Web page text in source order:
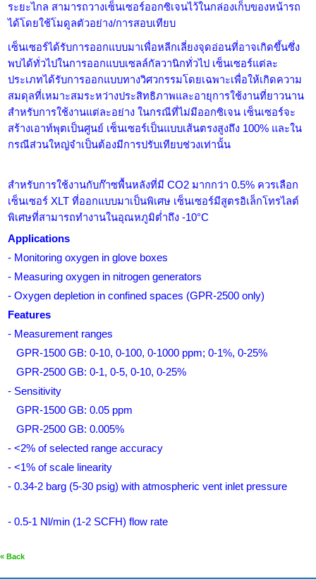
ระยะไกล สามารถวางเซ็นเซอร์ออกซิเจนไว้ในกล่องเก็บของหน้ารถ
ได้โดยใช้โมดูลตัวอย่าง/การสอบเทียบ
เซ็นเซอร์ได้รับการออกแบบมาเพื่อหลีกเลี่ยงจุดอ่อนที่อาจเกิดขึ้นซึ่ง
พบได้ทั่วไปในการออกแบบเซลล์กัลวานิกทั่วไป เซ็นเซอร์แต่ละ
ประเภทได้รับการออกแบบทางวิศวกรรมโดยเฉพาะเพื่อให้เกิดความ
สมดุลที่เหมาะสมระหว่างประสิทธิภาพและอายุการใช้งานที่ยาวนาน
สำหรับการใช้งานแต่ละอย่าง ในกรณีที่ไม่มีออกซิเจน เซ็นเซอร์จะ
สร้างเอาท์พุตเป็นศูนย์ เซ็นเซอร์เป็นแบบเส้นตรงสูงถึง 100% และใน
กรณีส่วนใหญ่จำเป็นต้องมีการปรับเทียบช่วงเท่านั้น
สำหรับการใช้งานกับก๊าซพื้นหลังที่มี CO2 มากกว่า 0.5% ควรเลือก
เซ็นเซอร์ XLT ที่ออกแบบมาเป็นพิเศษ เซ็นเซอร์มีสูตรอิเล็กโทรไลต์
พิเศษที่สามารถทำงานในอุณหภูมิต่ำถึง -10°C
Applications
- Monitoring oxygen in glove boxes
- Measuring oxygen in nitrogen generators
- Oxygen depletion in confined spaces (GPR-2500 only)
Features
- Measurement ranges
GPR-1500 GB: 0-10, 0-100, 0-1000 ppm; 0-1%, 0-25%
GPR-2500 GB: 0-1, 0-5, 0-10, 0-25%
- Sensitivity
GPR-1500 GB: 0.05 ppm
GPR-2500 GB: 0.005%
- <2% of selected range accuracy
- <1% of scale linearity
- 0.34-2 barg (5-30 psig) with atmospheric vent inlet pressure
- 0.5-1 Nl/min (1-2 SCFH) flow rate
« Back